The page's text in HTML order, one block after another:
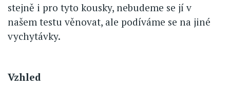
stejně i pro tyto kousky, nebudeme se jí v
našem testu věnovat, ale podíváme se na jiné
vychytávky.
Vzhled